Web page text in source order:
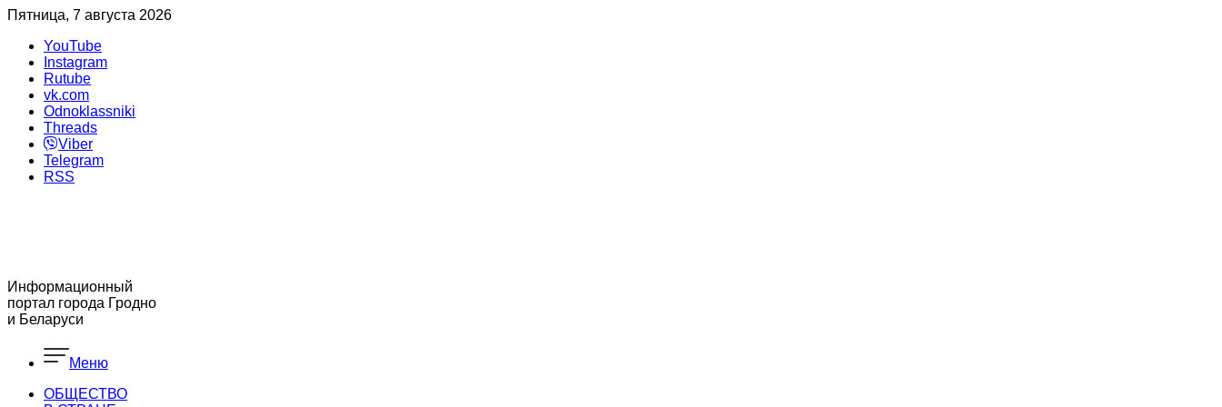
Пятница, 7 августа 2026
YouTube
Instagram
Rutube
vk.com
Odnoklassniki
Threads
Viber
Telegram
RSS
Информационный
портал города Гродно
и Беларуси
Меню
ОБЩЕСТВО